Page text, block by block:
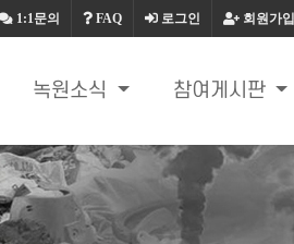
회원가입
로그인
FAQ
1:1문의
녹원소식 참여게시판